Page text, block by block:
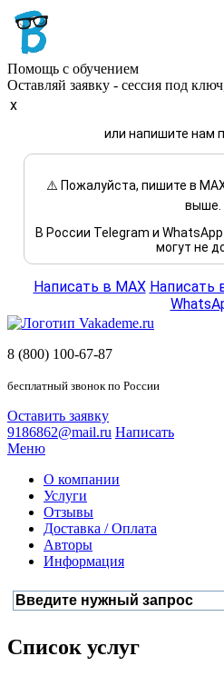
Помощь с обучением
Оставляй заявку - сессия под
x
или напишите нам
⚠️ Пожалуйста, пишите в
выше.
В России Telegram и
могут не
Написать в MAX Написать
8 (800) 100-67-87
бесплатный звонок по России
Оставить заявку
9186862@mail.ru Написать
Меню
О компании
Услуги
Отзывы
Доставка / Оплата
Авторы
Информация
Список услуг